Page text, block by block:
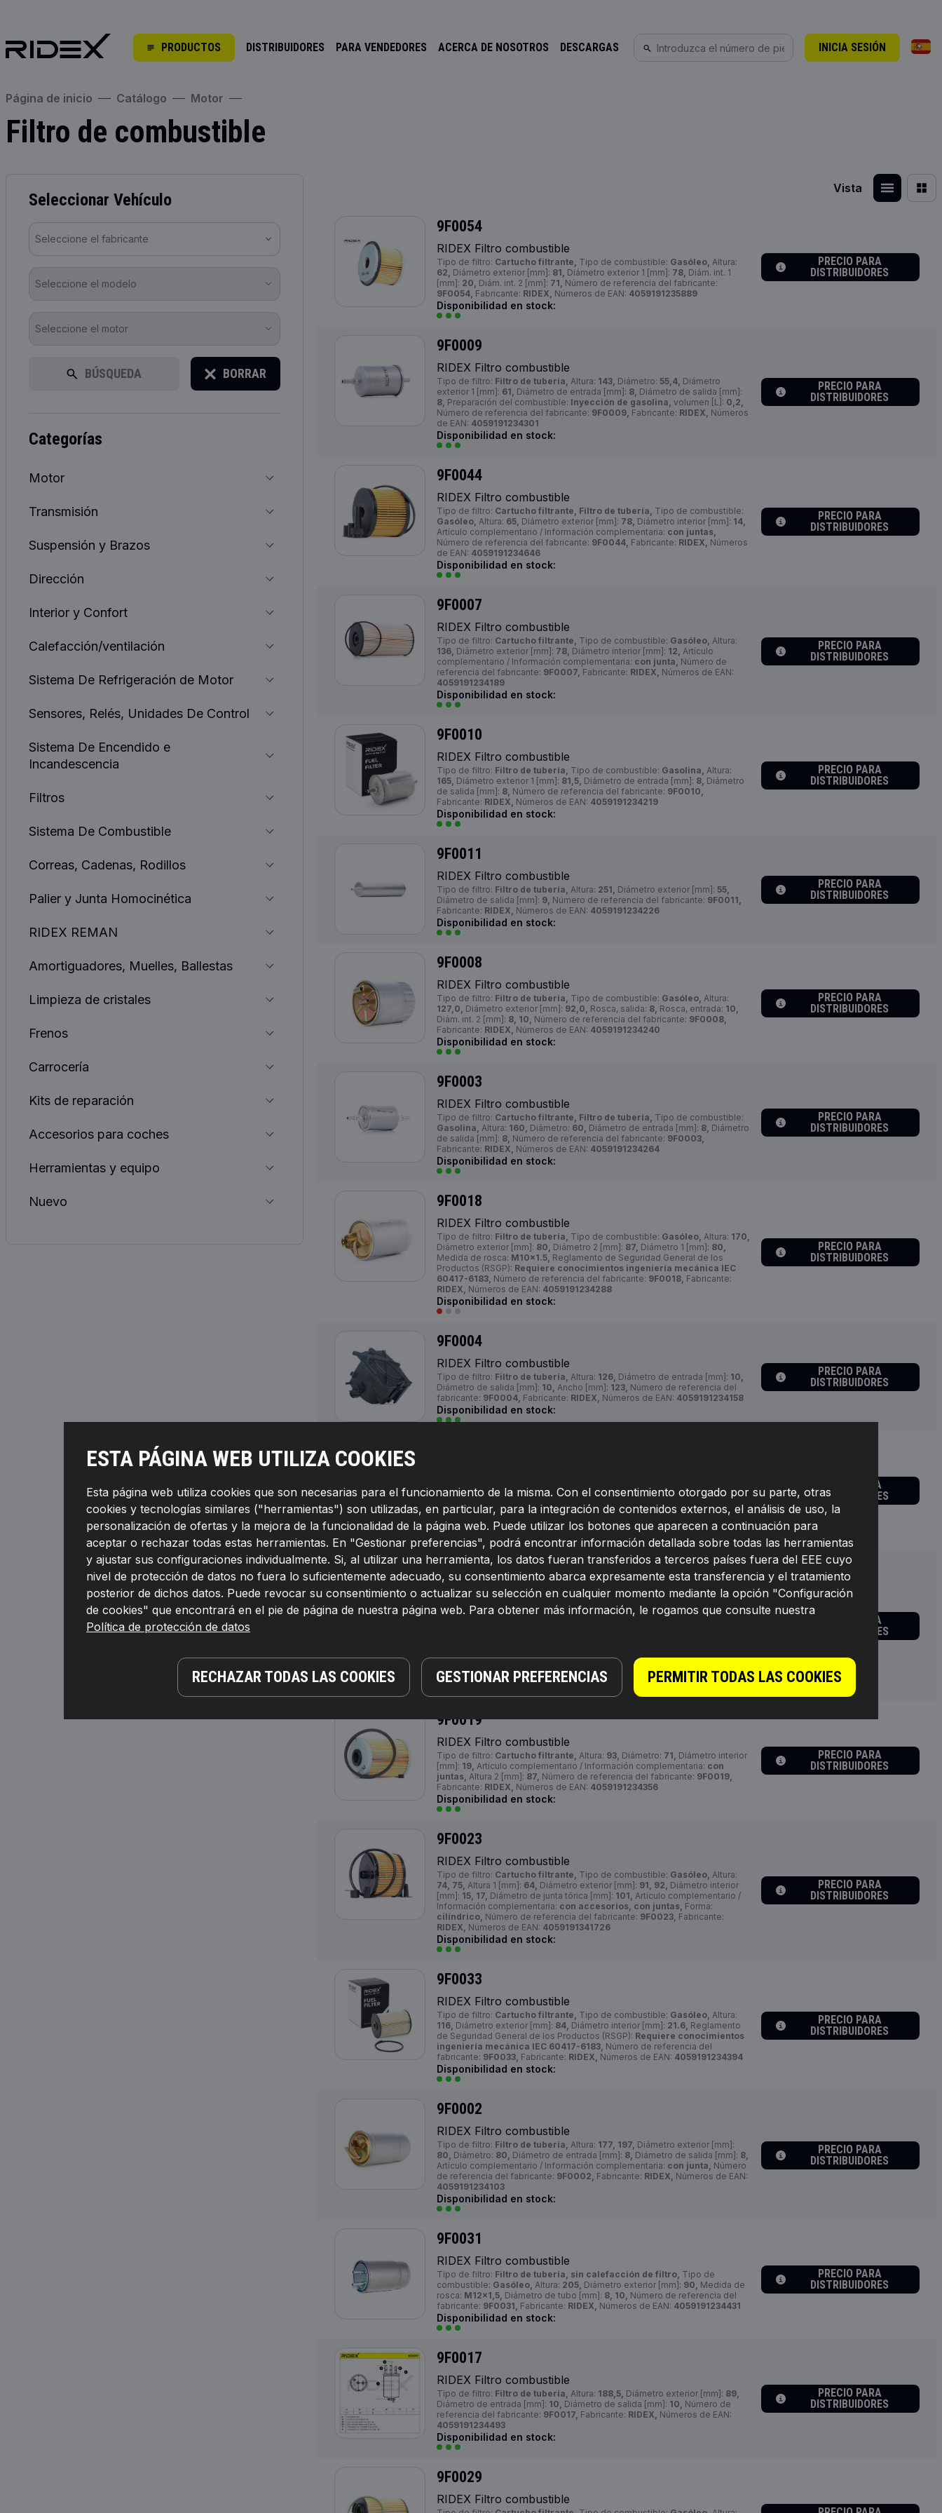
PRODUCTOS DISTRIBUIDORES PARA VENDEDORES ACERCA DE NOSOTROS DESCARGAS INICIA SESIÓN
ESTA PÁGINA WEB UTILIZA COOKIES
Esta página web utiliza cookies que son necesarias para el funcionamiento de la misma. Con el consentimiento otorgado por su parte, otras
cookies y tecnologías similares ("herramientas") son utilizadas, en particular, para la integración de contenidos externos, el análisis de uso, la
personalización de ofertas y la mejora de la funcionalidad de la página web. Puede utilizar los botones que aparecen a continuación para
aceptar o rechazar todas estas herramientas. En "Gestionar preferencias", podrá encontrar información detallada sobre todas las herramientas
y ajustar sus configuraciones individualmente. Si, al utilizar una herramienta, los datos fueran transferidos a terceros países fuera del EEE cuyo
nivel de protección de datos no fuera lo suficientemente adecuado, su consentimiento abarca expresamente esta transferencia y el tratamiento
posterior de dichos datos. Puede revocar su consentimiento o actualizar su selección en cualquier momento mediante la opción "Configuración
de cookies" que encontrará en el pie de página de nuestra página web. Para obtener más información, le rogamos que consulte nuestra
Política de protección de datos
RECHAZAR TODAS LAS COOKIES GESTIONAR PREFERENCIAS PERMITIR TODAS LAS COOKIES
Página de inicio Catálogo Motor
Filtro de combustible
Seleccionar Vehículo
Seleccione el fabricante
Seleccione el modelo
Seleccione el motor
BÚSQUEDA BORRAR
categorías
Motor
Transmisión
Suspensión y Brazos
Dirección
Interior y Confort
Calefacción/ventilación
Sistema De Refrigeración de Motor
Sensores, Relés, Unidades De Control
Sistema De Encendido e
Incandescencia
Filtros
Sistema De Combustible
Correas, Cadenas, Rodillos
Palier y Junta Homocinética
RIDEX REMAN
Amortiguadores, Muelles, Ballestas
Limpieza de cristales
Frenos
Carrocería
Kits de reparación
Accesorios para coches
Herramientas y equipo
Nuevo
Vista
9F0054
RIDEX Filtro combustible
Tipo de filtro: Cartucho filtrante, Tipo de combustible: Gasóleo, Altura:
62, Diámetro exterior [mm]: 81, Diámetro exterior 1 [mm]: 78, Diám. int. 1
[mm]: 20, Diám. int. 2 [mm]: 71, Número de referencia del fabricante:
9F0054, Fabricante: RIDEX, Números de EAN: 4059191235889
Disponibilidad en stock:
PRECIO PARA
DISTRIBUIDORES
9F0009
RIDEX Filtro combustible
Tipo de filtro: Filtro de tubería, Altura: 143, Diámetro: 55,4, Diámetro
exterior 1 [mm]: 61, Diámetro de entrada [mm]: 8, Diámetro de salida [mm]:
8, Preparación del combustible: Inyección de gasolina, volumen [L]: 0,2,
Número de referencia del fabricante: 9F0009, Fabricante: RIDEX, Números
de EAN: 4059191234301
Disponibilidad en stock:
PRECIO PARA
DISTRIBUIDORES
9F0044
RIDEX Filtro combustible
Tipo de filtro: Cartucho filtrante, Filtro de tubería, Tipo de combustible:
Gasóleo, Altura: 65, Diámetro exterior [mm]: 78, Diámetro interior [mm]: 14,
Artículo complementario / Información complementaria: con juntas,
Número de referencia del fabricante: 9F0044, Fabricante: RIDEX, Números
de EAN: 4059191234646
Disponibilidad en stock:
PRECIO PARA
DISTRIBUIDORES
9F0007
RIDEX Filtro combustible
Tipo de filtro: Cartucho filtrante, Tipo de combustible: Gasóleo, Altura:
136, Diámetro exterior [mm]: 78, Diámetro interior [mm]: 12, Artículo
complementario / Información complementaria: con junta, Número de
referencia del fabricante: 9F0007, Fabricante: RIDEX, Números de EAN:
4059191234189
Disponibilidad en stock:
PRECIO PARA
DISTRIBUIDORES
9F0010
RIDEX Filtro combustible
Tipo de filtro: Filtro de tubería, Tipo de combustible: Gasolina, Altura:
165, Diámetro exterior 1 [mm]: 81,5, Diámetro de entrada [mm]: 8, Diámetro
de salida [mm]: 8, Número de referencia del fabricante: 9F0010,
Fabricante: RIDEX, Números de EAN: 4059191234219
Disponibilidad en stock:
PRECIO PARA
DISTRIBUIDORES
9F0011
RIDEX Filtro combustible
Tipo de filtro: Filtro de tubería, Altura: 251, Diámetro exterior [mm]: 55,
Diámetro de salida [mm]: 9, Número de referencia del fabricante: 9F0011,
Fabricante: RIDEX, Números de EAN: 4059191234226
Disponibilidad en stock:
PRECIO PARA
DISTRIBUIDORES
9F0008
RIDEX Filtro combustible
Tipo de filtro: Filtro de tubería, Tipo de combustible: Gasóleo, Altura:
127,0, Diámetro exterior [mm]: 92,0, Rosca, salida: 8, Rosca, entrada: 10,
Diám. int. 2 [mm]: 8, 10, Número de referencia del fabricante: 9F0008,
Fabricante: RIDEX, Números de EAN: 4059191234240
Disponibilidad en stock:
PRECIO PARA
DISTRIBUIDORES
9F0003
RIDEX Filtro combustible
Tipo de filtro: Cartucho filtrante, Filtro de tubería, Tipo de combustible:
Gasolina, Altura: 160, Diámetro: 60, Diámetro de entrada [mm]: 8, Diámetro
de salida [mm]: 8, Número de referencia del fabricante: 9F0003,
Fabricante: RIDEX, Números de EAN: 4059191234264
Disponibilidad en stock:
PRECIO PARA
DISTRIBUIDORES
9F0018
RIDEX Filtro combustible
Tipo de filtro: Filtro de tubería, Tipo de combustible: Gasóleo, Altura: 170,
Diámetro exterior [mm]: 80, Diámetro 2 [mm]: 87, Diámetro 1 [mm]: 80,
Medida de rosca: M10x1.5, Reglamento de Seguridad General de los
Productos (RSGP): Requiere conocimientos ingeniería mecánica IEC
60417-6183, Número de referencia del fabricante: 9F0018, Fabricante:
RIDEX, Números de EAN: 4059191234288
Disponibilidad en stock:
PRECIO PARA
DISTRIBUIDORES
9F0004
RIDEX Filtro combustible
Tipo de filtro: Filtro de tubería, Altura: 126, Diámetro de entrada [mm]: 10,
Diámetro de salida [mm]: 10, Ancho [mm]: 123, Número de referencia del
fabricante: 9F0004, Fabricante: RIDEX, Números de EAN: 4059191234158
Disponibilidad en stock:
PRECIO PARA
DISTRIBUIDORES
Tipo de filtro: Cartucho filtrante, Tipo de combustible:
Diámetro:74,Longitud [mm]:124, Medida de rosca:3/4\"-16 UNF-2B,
Rosca 2:M36x1.5,Número de referencia del fabricante:9F0020,
Fabricante:
RIDEX, Números de EAN:
Disponibilidad en stock:
PRECIO PARA
DISTRIBUIDORES
9F0072
RIDEX Filtro combustible
Tipo de filtro:
Filtro de tubería, Filtro enroscable, con conexión para
sensor de agua,Tipo de combustible: Gasóleo,Altura:138,7, 140,
neto [g]:403,Par apriete [Nm]:14,Número de referencia del fabricante:
Números de EAN: 4059191234332
Fuera de stock
PRECIO PARA
DISTRIBUIDORES
9F0019
RIDEX Filtro combustible
Tipo de filtro: Cartucho filtrante, Altura: 93, Diámetro: 71, Diámetro interior
[mm]: 19, Artículo complementario / Información complementaria: con
juntas, Altura 2 [mm]: 87, Número de referencia del fabricante: 9F0019,
Fabricante: RIDEX, Números de EAN: 4059191234356
Disponibilidad en stock:
PRECIO PARA
DISTRIBUIDORES
9F0023
RIDEX Filtro combustible
Tipo de filtro: Cartucho filtrante, Tipo de combustible: Gasóleo, Altura:
74, 75, Altura 1 [mm]: 64, Diámetro exterior [mm]: 91, 92, Diámetro interior
[mm]: 15, 17, Diámetro de junta tórica [mm]: 101, Artículo complementario /
Información complementaria: con accesorios, con juntas, Forma:
cilíndrico, Número de referencia del fabricante: 9F0023, Fabricante:
RIDEX, Números de EAN: 4059191341726
Disponibilidad en stock:
PRECIO PARA
DISTRIBUIDORES
9F0033
RIDEX Filtro combustible
Tipo de filtro: Cartucho filtrante, Tipo de combustible: Gasóleo, Altura:
116, Diámetro exterior [mm]: 84, Diámetro interior [mm]: 21.6, Reglamento
de Seguridad General de los Productos (RSGP): Requiere conocimientos
ingeniería mecánica IEC 60417-6183, Número de referencia del
fabricante: 9F0033, Fabricante: RIDEX, Números de EAN: 4059191234394
Disponibilidad en stock:
PRECIO PARA
DISTRIBUIDORES
9F0002
RIDEX Filtro combustible
Tipo de filtro: Filtro de tubería, Altura: 177, 197, Diámetro exterior [mm]:
80, Diámetro: 80, Diámetro de entrada [mm]: 8, Diámetro de salida [mm]: 8,
Artículo complementario / Información complementaria: con junta, Número
de referencia del fabricante: 9F0002, Fabricante: RIDEX, Números de EAN:
4059191234103
Disponibilidad en stock:
PRECIO PARA
DISTRIBUIDORES
9F0031
RIDEX Filtro combustible
Tipo de filtro: Filtro de tubería, sin calefacción de filtro, Tipo de
combustible: Gasóleo, Altura: 205, Diámetro exterior [mm]: 90, Medida de
rosca: M12x1,5, Diámetro de tubo [mm]: 8, 10, Número de referencia del
fabricante: 9F0031, Fabricante: RIDEX, Números de EAN: 4059191234431
Disponibilidad en stock:
PRECIO PARA
DISTRIBUIDORES
9F0017
RIDEX Filtro combustible
Tipo de filtro: Filtro de tubería, Altura: 188,5, Diámetro exterior [mm]: 89,
Diámetro de entrada [mm]: 10, Diámetro de salida [mm]: 10, Número de
referencia del fabricante: 9F0017, Fabricante: RIDEX, Números de EAN:
4059191234493
Disponibilidad en stock:
PRECIO PARA
DISTRIBUIDORES
9F0029
RIDEX Filtro combustible